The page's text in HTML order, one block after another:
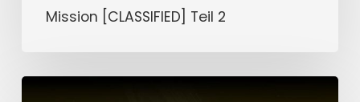
Mission [CLASSIFIED] Teil 2
Mission